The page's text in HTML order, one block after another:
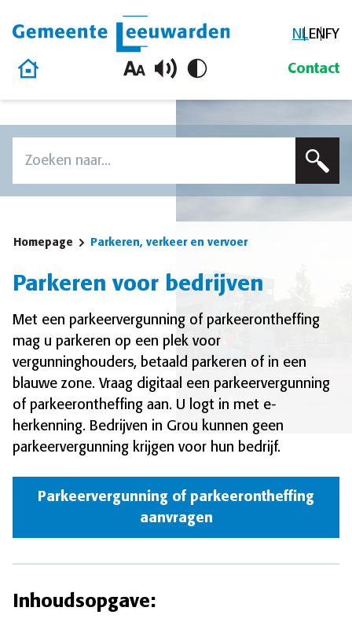
Gemeente Leeuwarden NLENFY
Homepage
Contact
Homepage Parkeren, verkeer en vervoer
Parkeren voor bedrijven
Met een parkeervergunning of parkeerontheffing
mag u parkeren op een plek voor
vergunninghouders, betaald parkeren of in een
blauwe zone. Vraag digitaal een parkeervergunning
of parkeerontheffing aan. U logt in met e-
herkenning. Bedrijven in Grou kunnen geen
parkeervergunning krijgen voor hun bedrijf.
Parkeervergunning of parkeerontheffing
aanvragen
Inhoudsopgave: